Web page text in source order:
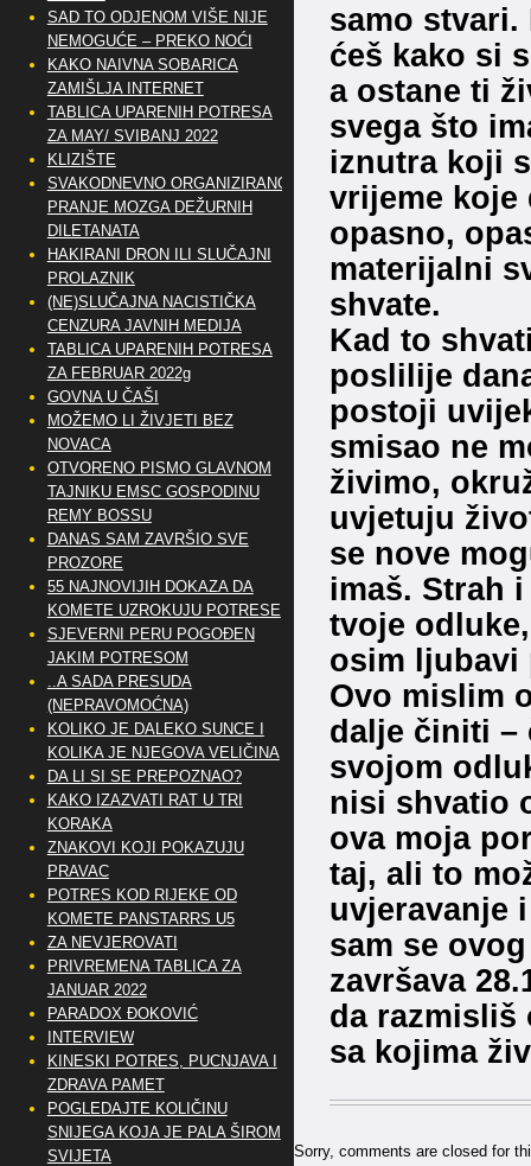
samo
ćeš kako si
a ostane ti
svega što
iznutra koji
vrijeme koje
opasno,
materijalni
shvate.
Kad to
poslilije
postoji
smisao ne
živimo,
uvjetuju
se nove
imaš. Strah
tvoje
osim ljubavi
Ovo mislim
dalje činiti –
svojom
nisi shvatio
ova moja
taj, ali to
uvjeravanje
sam se
završava
da razmisliš
sa kojima
Sorry, comments are closed for
SAD TO ODJENOM VIŠE NIJE
NEMOGUĆE – PREKO NOĆI
KAKO NAIVNA SOBARICA
ZAMIŠLJA INTERNET
TABLICA UPARENIH POTRESA
ZA MAY/ SVIBANJ 2022
KLIZIŠTE
SVAKODNEVNO ORGANIZIRANO
PRANJE MOZGA DEŽURNIH
DILETANATA
HAKIRANI DRON ILI SLUČAJNI
PROLAZNIK
(NE)SLUČAJNA NACISTIČKA
CENZURA JAVNIH MEDIJA
TABLICA UPARENIH POTRESA
ZA FEBRUAR 2022g
GOVNA U ČAŠI
MOŽEMO LI ŽIVJETI BEZ
NOVACA
OTVORENO PISMO GLAVNOM
TAJNIKU EMSC GOSPODINU
REMY BOSSU
DANAS SAM ZAVRŠIO SVE
PROZORE
55 NAJNOVIJIH DOKAZA DA
KOMETE UZROKUJU POTRESE
SJEVERNI PERU POGOĐEN
JAKIM POTRESOM
..A SADA PRESUDA
(NEPRAVOMOĆNA)
KOLIKO JE DALEKO SUNCE I
KOLIKA JE NJEGOVA VELIČINA
DA LI SI SE PREPOZNAO?
KAKO IZAZVATI RAT U TRI
KORAKA
ZNAKOVI KOJI POKAZUJU
PRAVAC
POTRES KOD RIJEKE OD
KOMETE PANSTARRS U5
ZA NEVJEROVATI
PRIVREMENA TABLICA ZA
JANUAR 2022
PARADOX ĐOKOVIĆ
INTERVIEW
KINESKI POTRES, PUCNJAVA I
ZDRAVA PAMET
POGLEDAJTE KOLIČINU
SNIJEGA KOJA JE PALA ŠIROM
SVIJETA